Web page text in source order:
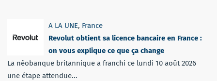
A LA UNE, France
Revolut obtient sa licence bancaire en France :
on vous explique ce que ça change
La néobanque britannique a franchi ce lundi 10 août 2026
une étape attendue...